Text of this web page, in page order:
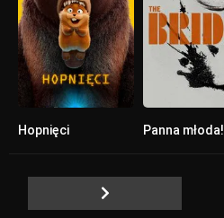
Hopnięci Panna młoda!